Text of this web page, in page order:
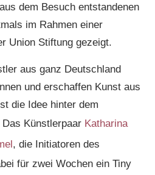
dem Besuch entstandenen
im Rahmen einer
Union Stiftung gezeigt.
aus ganz Deutschland
und erschaffen Kunst aus
die Idee hinter dem
Das Künstlerpaar Katharina
, die Initiatoren des
für zwei Wochen ein Tiny